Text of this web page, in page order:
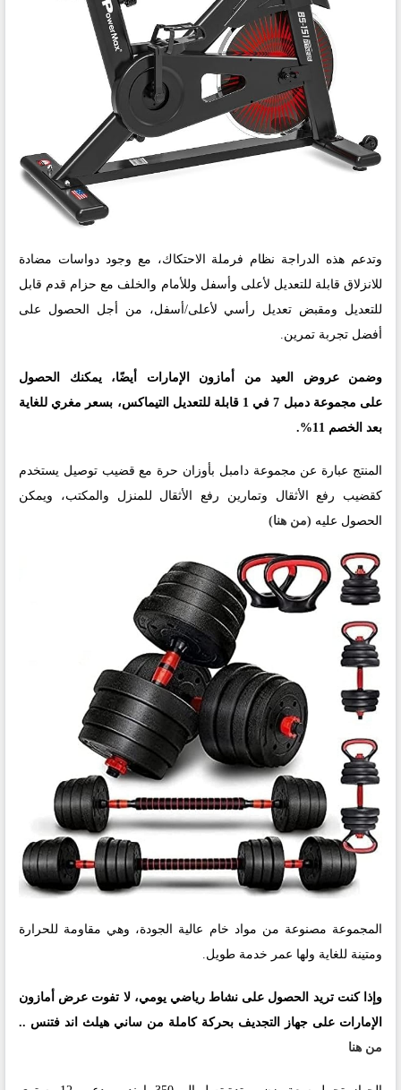
وتدعم هذه الدراجة نظام فرملة الاحتكاك، مع وجود دواسات مضادة
للانزلاق قابلة للتعديل لأعلى وأسفل وللأمام والخلف مع حزام قدم قابل
للتعديل ومقبض تعديل رأسي لأعلى/أسفل، من أجل الحصول على
أفضل تجربة تمرين.
وضمن عروض العيد من أمازون الإمارات أيضًا، يمكنك الحصول
على مجموعة دمبل 7 في 1 قابلة للتعديل التيماكس، بسعر مغري للغاية
بعد الخصم 11%.
المنتج عبارة عن مجموعة دامبل بأوزان حرة مع قضيب توصيل يستخدم
كقضيب رفع الأثقال وتمارين رفع الأثقال للمنزل والمكتب، ويمكن
الحصول عليه (من هنا)
المجموعة مصنوعة من مواد خام عالية الجودة، وهي مقاومة للحرارة
ومتينة للغاية ولها عمر خدمة طويل.
وإذا كنت تريد الحصول على نشاط رياضي يومي، لا تفوت عرض أمازون
الإمارات على جهاز التجديف بحركة كاملة من ساني هيلث اند فتنس ..
من هنا